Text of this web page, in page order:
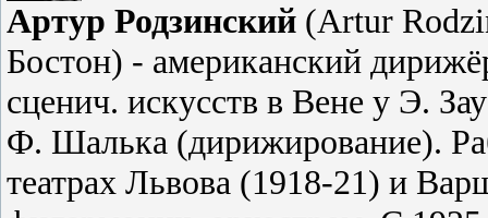
Артур Родзинский (Artur Rodzi
Бостон) - американский
сценич. искусств в Вене у Э.
Ф. Шалька (дирижирование).
театрах Львова (1918-21) и